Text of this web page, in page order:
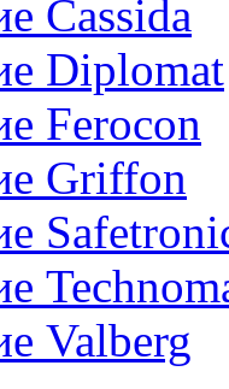
Cassida
Diplomat
Ferocon
Griffon
Valberg